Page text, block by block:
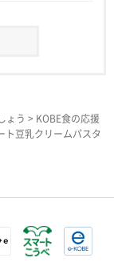
ょう > KOBE食の応援
ト豆乳クリームパスタ